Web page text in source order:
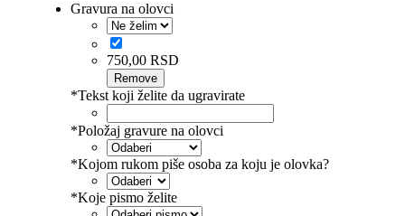
Gravura na olovci
750,00 RSD
Remove
*Tekst koji želite da ugravirate
*Položaj gravure na olovci
*Kojom rukom piše osoba za koju je olovka?
*Koje pismo želite